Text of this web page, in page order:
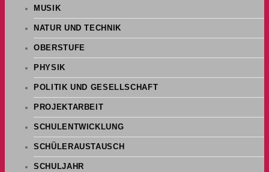
MUSIK
NATUR UND TECHNIK
OBERSTUFE
PHYSIK
POLITIK UND GESELLSCHAFT
PROJEKTARBEIT
SCHULENTWICKLUNG
SCHÜLERAUSTAUSCH
SCHULJAHR